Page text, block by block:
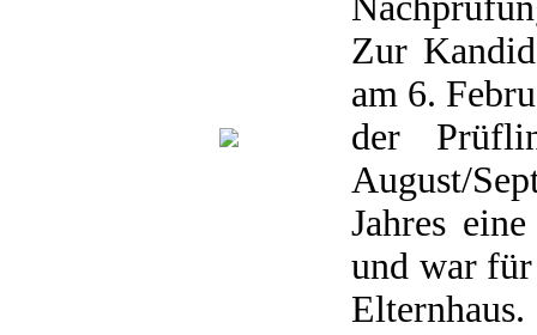
Zur
am 6.
der
August/
Jahres
und war